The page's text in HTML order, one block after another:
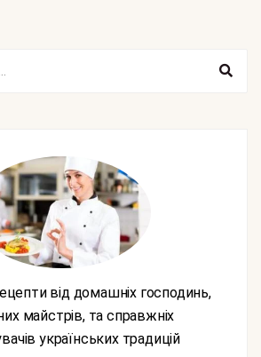
майстрів, та справжніх
українських традицій